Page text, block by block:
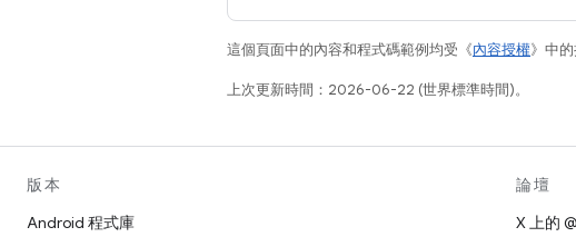
這個頁面中的內容和程式碼範例均受《內容授權》中
上次更新時間：2026-06-22 (世界標準時間)。
版本
Android 程式庫
論壇
X 上的